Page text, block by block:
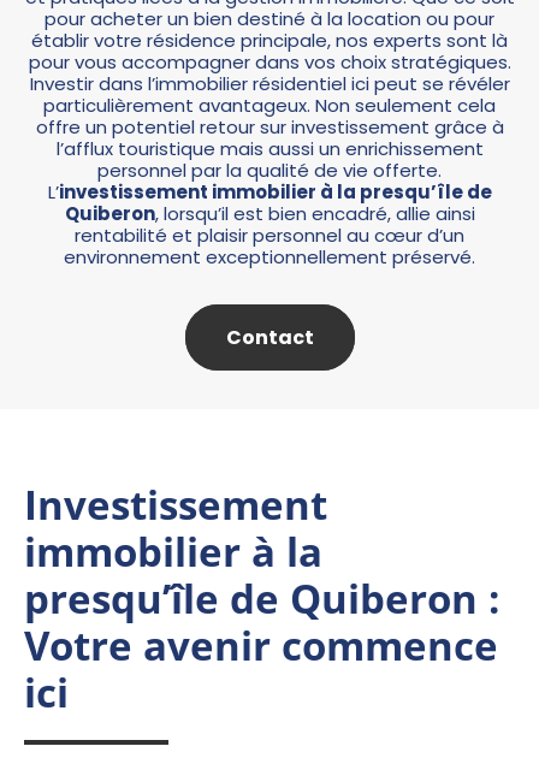
pour acheter un bien destiné à la location ou pour
établir votre résidence principale, nos experts sont là
pour vous accompagner dans vos choix stratégiques.
Investir dans l’immobilier résidentiel ici peut se révéler
particulièrement avantageux. Non seulement cela
offre un potentiel retour sur investissement grâce à
l’afflux touristique mais aussi un enrichissement
personnel par la qualité de vie offerte.
L’investissement immobilier à la presqu’île de
Quiberon, lorsqu’il est bien encadré, allie ainsi
rentabilité et plaisir personnel au cœur d’un
environnement exceptionnellement préservé.
Contact
Investissement
immobilier à la
presqu’île de Quiberon :
Votre avenir commence
ici